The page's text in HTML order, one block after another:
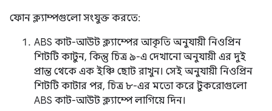
ফোন ক্ল্যাম্পগুলো সংযুক্ত করতে:
ABS কাট-আউট ক্ল্যাম্পের আকৃতি অনুযায়ী নিওপ্রিন
শিটটি কাটুন, কিন্তু চিত্র ৯-এ দেখানো অনুযায়ী এর দুই
প্রান্ত থেকে এক ইঞ্চি ছোট রাখুন। সেই অনুযায়ী নিওপ্রিন
শিটটি কাটার পর, চিত্র ৮-এর মতো করে টুকরোগুলো
ABS কাট-আউট ক্ল্যাম্পে লাগিয়ে দিন।